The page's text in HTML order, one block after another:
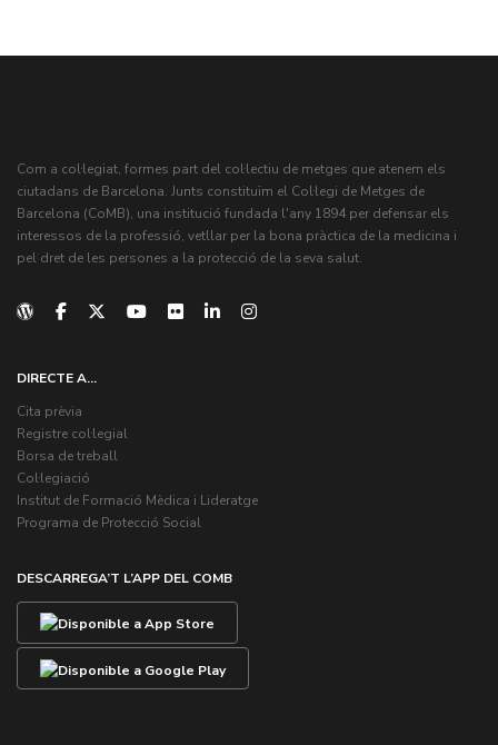
Com a col·legiat, formes part del col·lectiu de metges que atenem els
ciutadans de Barcelona. Junts constituïm el Col·legi de Metges de
Barcelona (CoMB), una institució fundada l'any 1894 per defensar els
interessos de la professió, vetllar per la bona pràctica de la medicina i
pel dret de les persones a la protecció de la seva salut.
DIRECTE A...
Cita prèvia
Registre col·legial
Borsa de treball
Col·legiació
Institut de Formació Mèdica i Lideratge
Programa de Protecció Social
DESCARREGA’T L’APP DEL COMB